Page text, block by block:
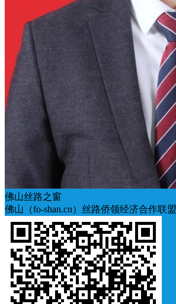
佛山丝路之窗
佛山（fo-shan.cn）丝路侨领经济合作联盟